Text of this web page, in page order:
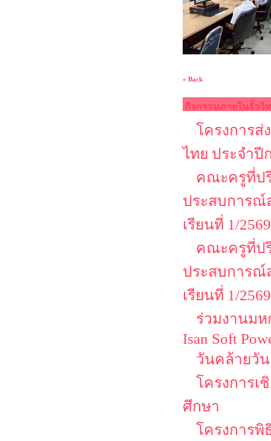
« Back
กิจกรรมภายในรั้ววิ
โครงการส่
ไทย ประจำ
คณะครูที่ป
ประสบการณ์
เรียนที่ 1/2569
คณะครูที่ป
ประสบการณ์
เรียนที่ 1/2569
ร่วมงานมห
Isan Soft
วันคล้ายวั
โครงการเ
ศึกษา
โครงการพิ